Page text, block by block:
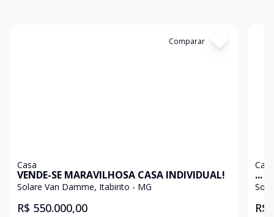
Comparar
Casa
VENDE-SE MARAVILHOSA CASA INDIVIDUAL!
Solare Van Damme, Itabirito - MG
R$ 550.000,00
Casa
...
R$